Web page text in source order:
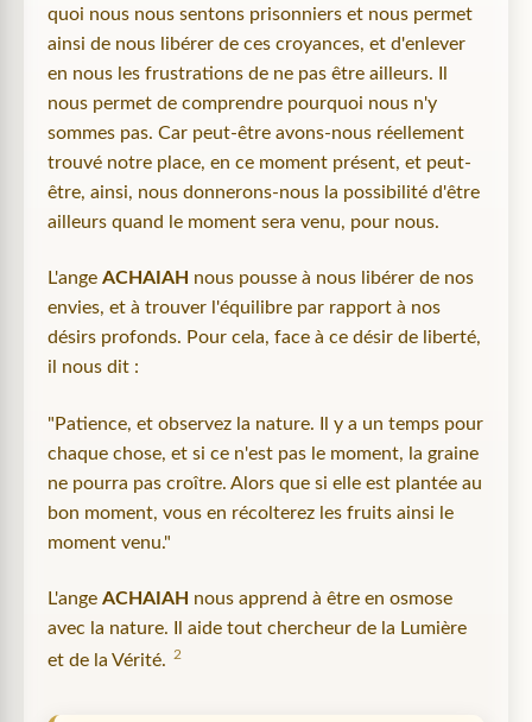
quoi nous nous sentons prisonniers et nous permet
ainsi de nous libérer de ces croyances, et d'enlever
en nous les frustrations de ne pas être ailleurs. Il
nous permet de comprendre pourquoi nous n'y
sommes pas. Car peut-être avons-nous réellement
trouvé notre place, en ce moment présent, et peut-
être, ainsi, nous donnerons-nous la possibilité d'être
ailleurs quand le moment sera venu, pour nous.
L'ange ACHAIAH nous pousse à nous libérer de nos
envies, et à trouver l'équilibre par rapport à nos
désirs profonds. Pour cela, face à ce désir de liberté,
il nous dit :
"Patience, et observez la nature. Il y a un temps pour
chaque chose, et si ce n'est pas le moment, la graine
ne pourra pas croître. Alors que si elle est plantée au
bon moment, vous en récolterez les fruits ainsi le
moment venu."
L'ange ACHAIAH nous apprend à être en osmose
avec la nature. Il aide tout chercheur de la Lumière
et de la Vérité.
2